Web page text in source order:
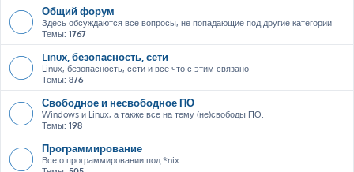
Общий форум
Здесь обсуждаются все вопросы, не попадающие под другие категории
Темы: 1767
Linux, безопасность, сети
Linux, безопасность, сети и все что с этим связано
Темы: 876
Свободное и несвободное ПО
Windows и Linux, а также все на тему (не)свободы ПО.
Темы: 198
Программирование
Все о программировании под *nix